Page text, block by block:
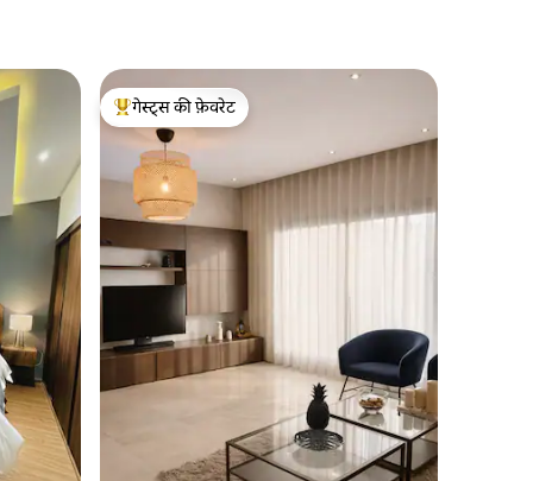
गेस्ट्स का टॉप फ़ेवरेट
गेस्ट्स की फ़ेवरेट